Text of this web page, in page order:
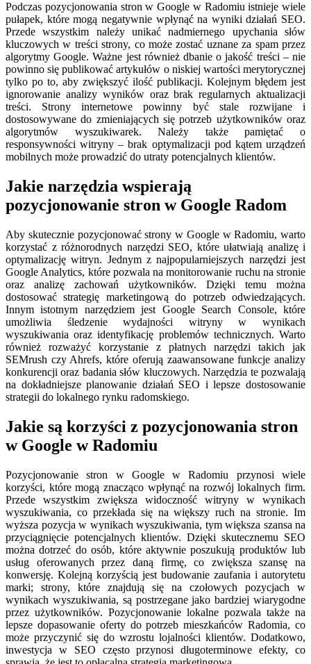
Podczas pozycjonowania stron w Google w Radomiu istnieje wiele
pułapek, które mogą negatywnie wpłynąć na wyniki działań SEO.
Przede wszystkim należy unikać nadmiernego upychania słów
kluczowych w treści strony, co może zostać uznane za spam przez
algorytmy Google. Ważne jest również dbanie o jakość treści – nie
powinno się publikować artykułów o niskiej wartości merytorycznej
tylko po to, aby zwiększyć ilość publikacji. Kolejnym błędem jest
ignorowanie analizy wyników oraz brak regularnych aktualizacji
treści. Strony internetowe powinny być stale rozwijane i
dostosowywane do zmieniających się potrzeb użytkowników oraz
algorytmów wyszukiwarek. Należy także pamiętać o
responsywności witryny – brak optymalizacji pod kątem urządzeń
mobilnych może prowadzić do utraty potencjalnych klientów.
Jakie narzędzia wspierają
pozycjonowanie stron w Google Radom
Aby skutecznie pozycjonować strony w Google w Radomiu, warto
korzystać z różnorodnych narzędzi SEO, które ułatwiają analizę i
optymalizację witryn. Jednym z najpopularniejszych narzędzi jest
Google Analytics, które pozwala na monitorowanie ruchu na stronie
oraz analizę zachowań użytkowników. Dzięki temu można
dostosować strategię marketingową do potrzeb odwiedzających.
Innym istotnym narzędziem jest Google Search Console, które
umożliwia śledzenie wydajności witryny w wynikach
wyszukiwania oraz identyfikację problemów technicznych. Warto
również rozważyć korzystanie z płatnych narzędzi takich jak
SEMrush czy Ahrefs, które oferują zaawansowane funkcje analizy
konkurencji oraz badania słów kluczowych. Narzędzia te pozwalają
na dokładniejsze planowanie działań SEO i lepsze dostosowanie
strategii do lokalnego rynku radomskiego.
Jakie są korzyści z pozycjonowania stron
w Google w Radomiu
Pozycjonowanie stron w Google w Radomiu przynosi wiele
korzyści, które mogą znacząco wpłynąć na rozwój lokalnych firm.
Przede wszystkim zwiększa widoczność witryny w wynikach
wyszukiwania, co przekłada się na większy ruch na stronie. Im
wyższa pozycja w wynikach wyszukiwania, tym większa szansa na
przyciągnięcie potencjalnych klientów. Dzięki skutecznemu SEO
można dotrzeć do osób, które aktywnie poszukują produktów lub
usług oferowanych przez daną firmę, co zwiększa szansę na
konwersję. Kolejną korzyścią jest budowanie zaufania i autorytetu
marki; strony, które znajdują się na czołowych pozycjach w
wynikach wyszukiwania, są postrzegane jako bardziej wiarygodne
przez użytkowników. Pozycjonowanie lokalne pozwala także na
lepsze dopasowanie oferty do potrzeb mieszkańców Radomia, co
może przyczynić się do wzrostu lojalności klientów. Dodatkowo,
inwestycja w SEO często przynosi długoterminowe efekty, co